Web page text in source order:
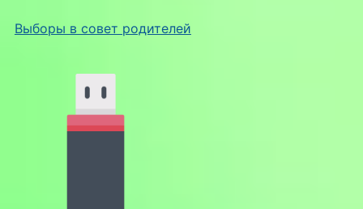
Выборы в совет родителей